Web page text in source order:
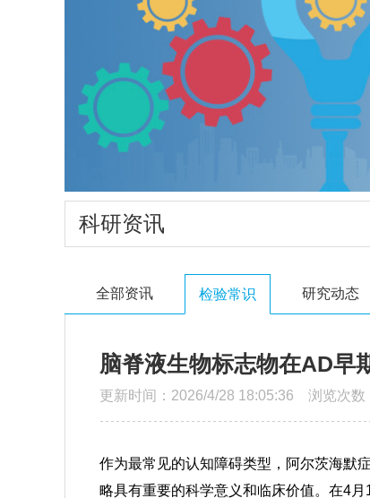
科研资讯
全部资讯 检验常识 研究动态
脑脊液生物标志物在AD早
更新时间：2026/4/28 18:05:36 浏览次数
作为最常见的认知障碍类型， 阿尔茨海默症
略具有重要的科学意义和临床价值。在4